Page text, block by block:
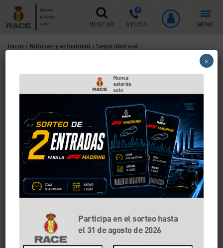
Nunca
estarás
solo
BUSCAR AYUDA MENÚ
Inicio > Noticias y actualidad > Seguridad vial
¿Cuántas faltas leves y graves puedes tener
en la ITV?
Las faltas graves en la ITV son defectos que afectan a
la seguridad del vehículo, pueden poner en riesgo a
Participa en el sorteo hasta
el 31 de agosto de 2026
×